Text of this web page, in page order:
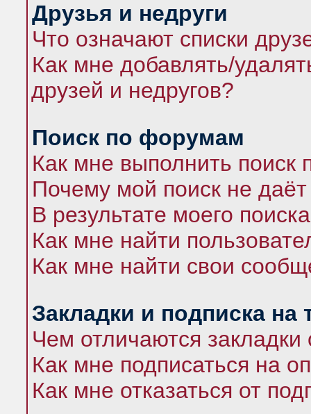
Друзья и недруги
Что означают списки
Как мне добавлять/
друзей и недругов?
Поиск по форумам
Как мне выполнить
Почему мой поиск не даёт
В результате моего
Как мне найти
Как мне найти свои
Закладки и подписка на
Чем отличаются закладки
Как мне подписаться на
Как мне отказаться от